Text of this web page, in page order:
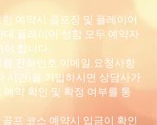
예약시 골프장 및 플레이어
대,플레이어 성함 모두,예약자
합니다.
,전화번호,이메일,요청사항
시간)을 기입하시면 상담사가
약 확인 및 확정 여부를 통
프 코스 예약시 입금이 확인